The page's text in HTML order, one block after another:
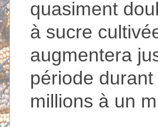
quasiment
à sucre
augmentera
période
millions à un